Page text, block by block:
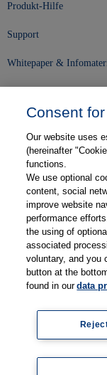
Produkt-Hilfe
Support
Whitepaper &
Karriere
Kontakt
Web-Semniare
Anwenderberichte
Partner
Consent
Our website uses
(hereinafter
functions.
We use optional
content, social
improve website
performance
the using of
associated
voluntary, and you
button at the
found in ourdata